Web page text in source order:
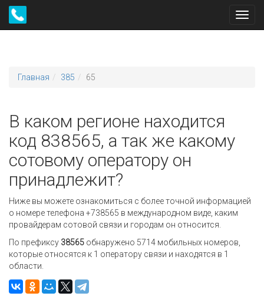
Главная 385 65
В каком регионе находится
код 838565, а так же какому
сотовому оператору он
принадлежит?
Ниже вы можете ознакомиться с более точной информацией
о номере телефона +738565 в международном виде, каким
провайдерам сотовой связи и городам он относится.
По префиксу 38565 обнаружено 5714 мобильных номеров,
которые относятся к 1 оператору связи и находятся в 1
области.